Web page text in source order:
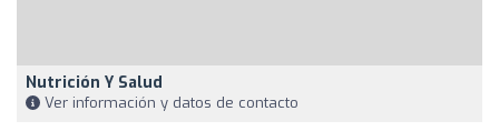
Nutrición Y Salud
Ver información y datos de contacto